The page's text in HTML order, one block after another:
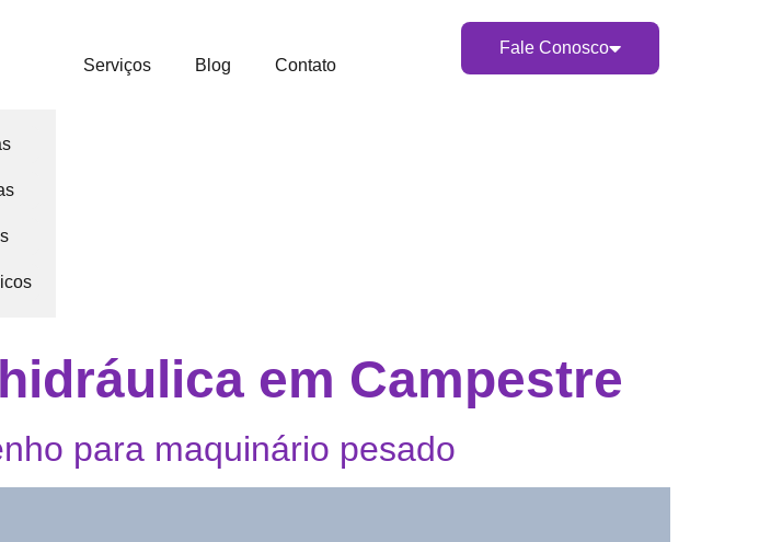
Serviços Blog Contato
Fale Conosco
em Campestre
para maquinário pesado